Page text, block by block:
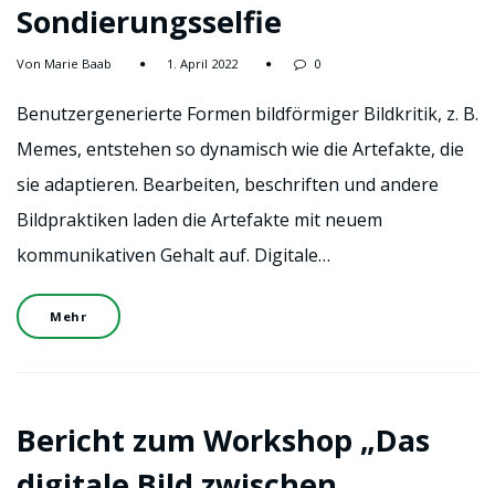
Sondierungsselfie
Von Marie Baab 1. April 2022 0
Benutzergenerierte Formen bildförmiger Bildkritik, z. B.
Memes, entstehen so dynamisch wie die Artefakte, die
sie adaptieren. Bearbeiten, beschriften und andere
Bildpraktiken laden die Artefakte mit neuem
kommunikativen Gehalt auf. Digitale…
Mehr
Bericht zum Workshop „Das